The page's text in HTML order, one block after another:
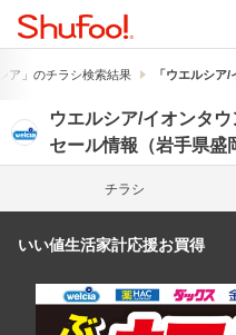
ア」のチラシ検索結果 「ウエルシア
ウエルシア/イオンタ
セール情報（岩手県盛
チラシ
いい値生活家計応援お買得